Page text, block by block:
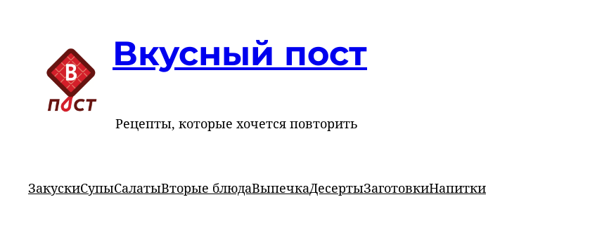
Вкусный пост
Рецепты, которые хочется повторить
ЗакускиСупыСалатыВторые блюдаВыпечкаДесертыЗаготовкиНапитки